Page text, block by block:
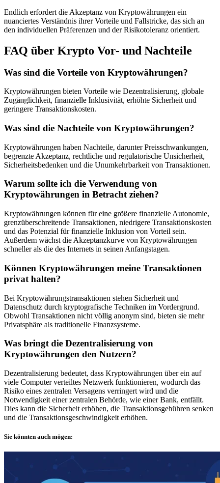
Endlich erfordert die Akzeptanz von Kryptowährungen ein
nuanciertes Verständnis ihrer Vorteile und Fallstricke, das sich an
den individuellen Präferenzen und der Risikotoleranz orientiert.
FAQ über Krypto Vor- und Nachteile
Was sind die Vorteile von Kryptowährungen?
Kryptowährungen bieten Vorteile wie Dezentralisierung, globale
Zugänglichkeit, finanzielle Inklusivität, erhöhte Sicherheit und
geringere Transaktionskosten.
Was sind die Nachteile von Kryptowährungen?
Kryptowährungen haben Nachteile, darunter Preisschwankungen,
begrenzte Akzeptanz, rechtliche und regulatorische Unsicherheit,
Sicherheitsbedenken und die Unumkehrbarkeit von Transaktionen.
Warum sollte ich die Verwendung von
Kryptowährungen in Betracht ziehen?
Kryptowährungen können für eine größere finanzielle Autonomie,
grenzüberschreitende Transaktionen, niedrigere Transaktionskosten
und das Potenzial für finanzielle Inklusion von Vorteil sein.
Außerdem wächst die Akzeptanzkurve von Kryptowährungen
schneller als die des Internets in seinen Anfangstagen.
Können Kryptowährungen meine Transaktionen
privat halten?
Bei Kryptowährungstransaktionen stehen Sicherheit und
Datenschutz durch kryptografische Techniken im Vordergrund.
Obwohl Transaktionen nicht völlig anonym sind, bieten sie mehr
Privatsphäre als traditionelle Finanzsysteme.
Was bringt die Dezentralisierung von
Kryptowährungen den Nutzern?
Dezentralisierung bedeutet, dass Kryptowährungen über ein auf
viele Computer verteiltes Netzwerk funktionieren, wodurch das
Risiko eines zentralen Versagens verringert wird und die
Notwendigkeit einer zentralen Behörde, wie einer Bank, entfällt.
Dies kann die Sicherheit erhöhen, die Transaktionsgebühren senken
und die Transaktionsgeschwindigkeit erhöhen.
Sie könnten auch mögen: